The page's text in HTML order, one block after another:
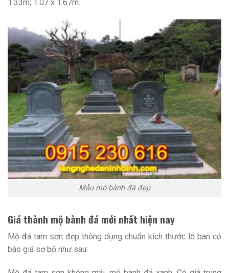
1.33m; 1.07 x 1.67m.
Mẫu mộ bành đá đẹp
Giá thành mộ bành đá mới nhất hiện nay
Mộ đá tam sơn đẹp thông dụng chuẩn kích thước lỗ ban có
báo giá sơ bộ như sau: